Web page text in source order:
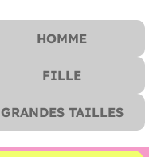
HOMME
FILLE
GRANDES TAILLES